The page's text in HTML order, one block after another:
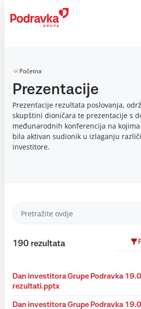
content
Početna
Prezentacije
Prezentacije rezultata poslovanja,
skupštini dioničara te prezentacije s
međunarodnih konferencija na kojima
bila aktivan sudionik u izlaganju
investitore.
190 rezultata
Dan investitora Grupe Podravka
rezultati.pptx
Dan investitora Grupe Podravka